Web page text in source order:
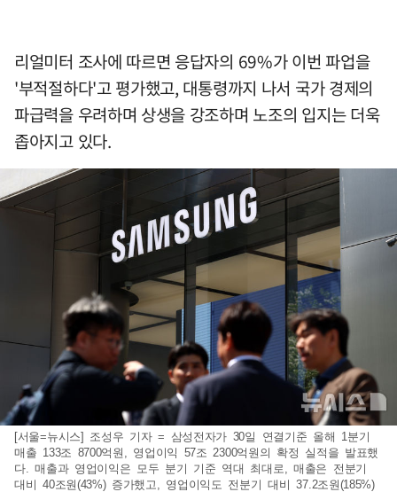
리얼미터 조사에 따르면 응답자의 69%가 이번 파업을
'부적절하다'고 평가했고, 대통령까지 나서 국가 경제의
파급력을 우려하며 상생을 강조하며 노조의 입지는 더욱
좁아지고 있다.
[서울=뉴시스] 조성우 기자 = 삼성전자가 30일 연결기준 올해 1분기
매출 133조 8700억원, 영업이익 57조 2300억원의 확정 실적을 발표했
다. 매출과 영업이익은 모두 분기 기준 역대 최대로, 매출은 전분기
대비 40조원(43%) 증가했고, 영업이익도 전분기 대비 37.2조원(185%)